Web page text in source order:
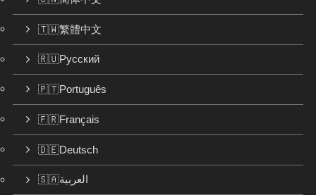
🇹🇼繁體中文
🇷🇺Русский
🇵🇹Português
🇫🇷Français
🇩🇪Deutsch
🇸🇦العربية